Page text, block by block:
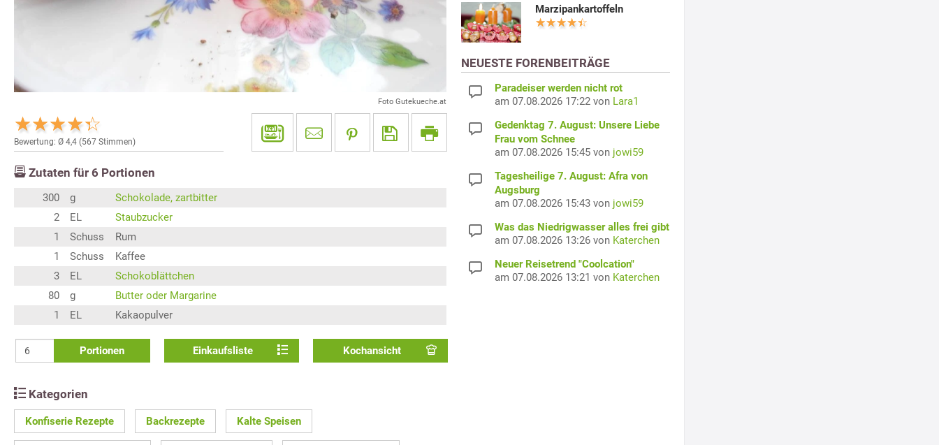
Foto Gutekueche.at
Bewertung: Ø 4,4 (567 Stimmen)
Zutaten für 6 Portionen
300 g
Schokolade, zartbitter
2
EL
Staubzucker
1
Schuss
Rum
1
Schuss
Kaffee
3
EL
Schokoblättchen
80
g
Butter oder Margarine
1
EL Kakaopulver
Portionen Einkaufsliste Kochansicht
Kategorien
Konfiserie Rezepte Backrezepte Kalte Speisen
Marzipankartoffeln
NEUESTE FORENBEITRÄGE
Paradeiser werden nicht rot
am 07.08.2026 17:22 von Lara1
Gedenktag 7. August: Unsere Liebe
Frau vom Schnee
am 07.08.2026 15:45 von jowi59
Tagesheilige 7. August: Afra von
Augsburg
am 07.08.2026 15:43 von jowi59
Was das Niedrigwasser alles frei gibt
am 07.08.2026 13:26 von Katerchen
Neuer Reisetrend "Coolcation"
am 07.08.2026 13:21 von Katerchen